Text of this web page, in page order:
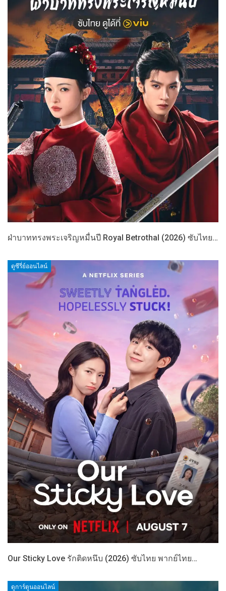
ฝ่าบาททรงพระเจริญหมื่นปี Royal Betrothal (2026) ซับไทย…
ดูซีรี่ย์ออนไลน์
Our Sticky Love รักติดหนึบ (2026) ซับไทย พากย์ไทย…
ดูการ์ตูนออนไลน์